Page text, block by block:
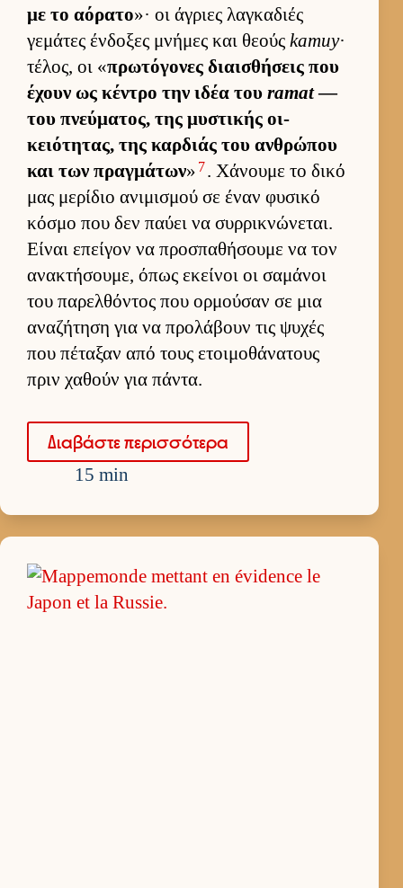
με το αόρατο»· οι άγριες λαγκαδιές
γεμάτες έν­δοξες μνήμες και θεούς kamuy·
τέλος, οι «πρωτόγονες διαι­σθήσεις που
έχουν ως κέντρο την ιδέα του ramat—
του πνεύ­ματος, της μυστικής οι­
κειότητας, της καρ­διάς του αν­θρώπου
και των πραγ­μάτων» 7. Χάνουμε το δικό
μας μερίδιο ανιμισμού σε έναν φυσικό
κόσμο που δεν παύει να συρ­ρικνώνεται.
Εί­ναι επεί­γον να προσπαθήσουμε να τον
ανακτήσου­με, όπως εκεί­νοι οι σαμάνοι
του παρελ­θόντος που ορ­μού­σαν σε μια
αναζήτηση για να προλάβουν τις ψυχές
που πέταξαν από τους ετοι­μοθάνατους
πριν χαθούν για πάντα.
Δια­βάστε περισ­σότερα
15 min